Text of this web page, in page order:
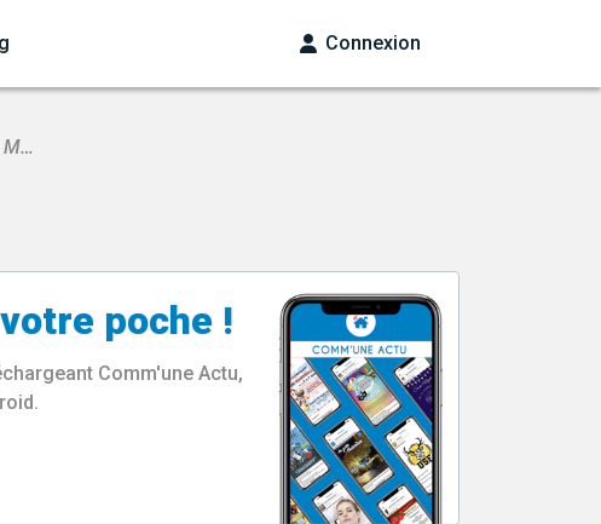
Connexion
M…
poche !
Comm'une Actu,